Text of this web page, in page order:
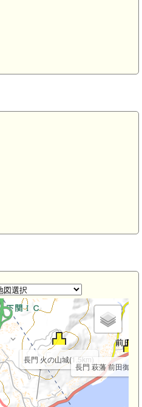
長門 火の山城(1.5km)
長門 萩藩 前田御茶